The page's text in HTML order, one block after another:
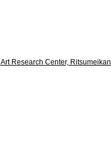
Art Research Center,